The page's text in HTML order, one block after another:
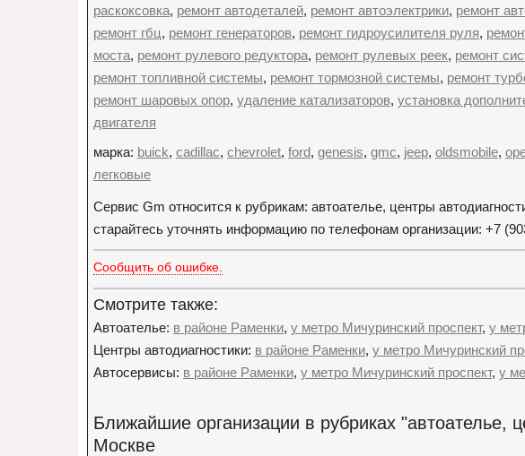
раскоксовка, ремонт автодеталей, ремонт автоэлектрики, ремонт
ремонт гбц, ремонт генераторов, ремонт гидроусилителя руля,
моста, ремонт рулевого редуктора, ремонт рулевых реек, ремонт
ремонт топливной системы, ремонт тормозной системы, ремонт
ремонт шаровых опор, удаление катализаторов, установка
двигателя
марка: buick, cadillac, chevrolet, ford, genesis, gmc, jeep, oldsmobile,
легковые
Сервис Gm относится к рубрикам: автоателье, центры
старайтесь уточнять информацию по телефонам организации: +7
Сообщить об ошибке.
Смотрите также:
Автоателье: в районе Раменки, у метро Мичуринский проспект, у
Центры автодиагностики: в районе Раменки, у метро Мичуринский
Автосервисы: в районе Раменки, у метро Мичуринский проспект, у
Ближайшие организации в рубриках "автоателье,
Москве